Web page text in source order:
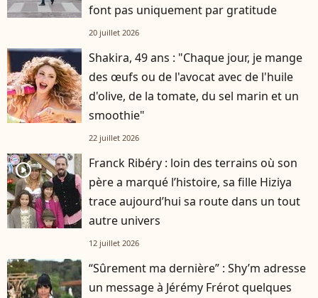
font pas uniquement par gratitude
20 juillet 2026
Shakira, 49 ans : "Chaque jour, je mange
des œufs ou de l'avocat avec de l'huile
d'olive, de la tomate, du sel marin et un
smoothie"
22 juillet 2026
player2
Franck Ribéry : loin des terrains où son
père a marqué l’histoire, sa fille Hiziya
trace aujourd’hui sa route dans un tout
autre univers
12 juillet 2026
“Sûrement ma dernière” : Shy’m adresse
un message à Jérémy Frérot quelques